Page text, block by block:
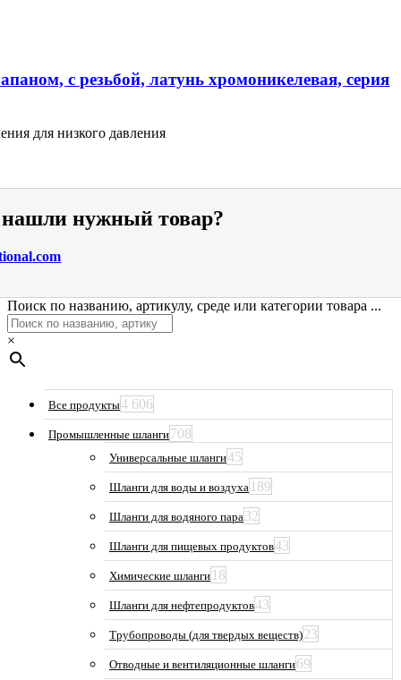
с резьбой, латунь хромоникелевая, серия
для низкого давления
нужный товар?
Поиск по названию, артикулу, среде или категории товара ...
×
Все продукты4 606
Промышленные шланги708
Универсальные шланги45
Шланги для воды и воздуха 189
Шланги для водяного пара32
Шланги для пищевых продуктов43
Химические шланги 18
Шланги для нефтепродуктов43
Трубопроводы (для твердых веществ)23
Отводные и вентиляционные шланги69